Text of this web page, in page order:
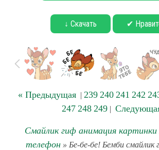
↓ Скачать ✔
« Предыдущая| 239 240 241 242
247 248 249 |
Смайлик гиф анимация картинки
телефон » Бе-бе-бе! Бемби смайлик